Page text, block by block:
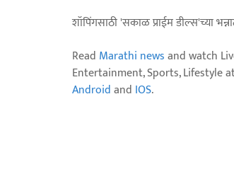
शॉपिंगसाठी 'सकाळ प्राईम डील्स'च्या
Read Marathi newsand watch
Entertainment, Sports, Lifestyle
Androidand IOS.